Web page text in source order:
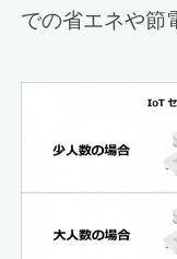
での省エネや節